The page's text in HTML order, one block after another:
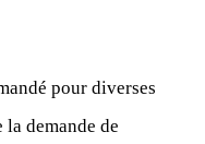
pour diverses
demande de